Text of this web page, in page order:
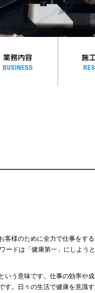
客様のために全力で仕事をする
ードは「健康第一」にしようと
いう意味です。仕事の効率や成
す。日々の生活で健康を意識す